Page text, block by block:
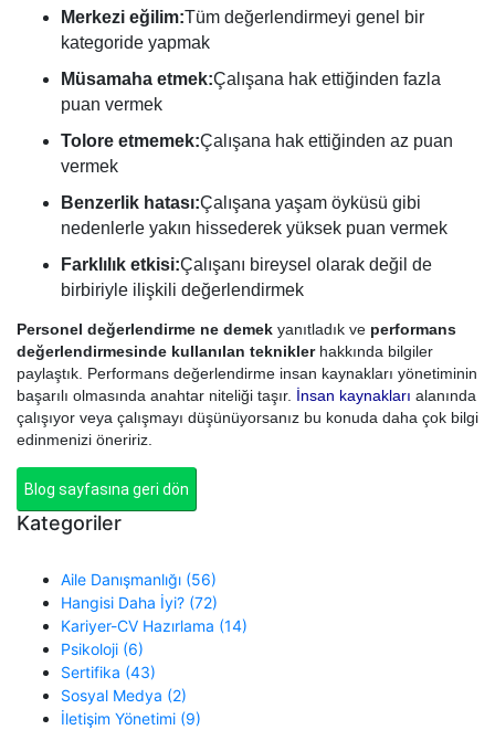
Merkezi eğilim:Tüm değerlendirmeyi genel bir
kategoride yapmak
Müsamaha etmek:Çalışana hak ettiğinden fazla
puan vermek
Tolore etmemek:Çalışana hak ettiğinden az puan
vermek
Benzerlik hatası:Çalışana yaşam öyküsü gibi
nedenlerle yakın hissederek yüksek puan vermek
Farklılık etkisi:Çalışanı bireysel olarak değil de
birbiriyle ilişkili değerlendirmek
Personel değerlendirme ne demek yanıtladık ve performans
değerlendirmesinde kullanılan tekniklerhakkında bilgiler
paylaştık. Performans değerlendirme insan kaynakları yönetiminin
başarılı olmasında anahtar niteliği taşır. İnsan kaynakları alanında
çalışıyor veya çalışmayı düşünüyorsanız bu konuda daha çok bilgi
edinmenizi öneririz.
Blog sayfasına geri dön
Kategoriler
Aile Danışmanlığı (56)
Hangisi Daha İyi? (72)
Kariyer-CV Hazırlama (14)
Psikoloji (6)
Sertifika (43)
Sosyal Medya (2)
İletişim Yönetimi (9)